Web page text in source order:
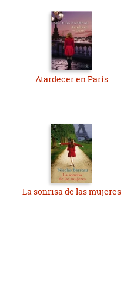
Atardecer en París
La sonrisa de las mujeres